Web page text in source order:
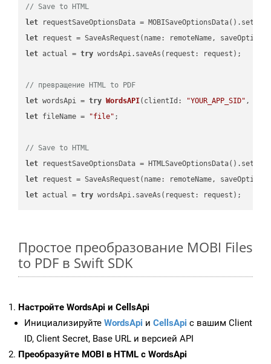
// Save to HTML
let requestSaveOptionsData =
let request = SaveAsRequest(name: remoteName,
let actual = try wordsApi.saveAs(request: request);
// превращение HTML to PDF
let wordsApi = try WordsAPI( clientId: "YOUR_APP_SID" ,
let fileName = "file" ;
// Save to HTML
let requestSaveOptionsData =
let request = SaveAsRequest(name: remoteName,
let actual = try
Простое преобразование MOBI Files
to PDF в Swift SDK
Настройте WordsApi и CellsApi
Инициализируйте WordsApi и CellsApi с вашим Client
ID, Client Secret, Base URL и версией API
Преобразуйте MOBI в HTML с WordsApi